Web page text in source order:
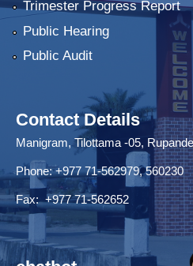
Trimester Progress Report
Public Hearing
Public Audit
Contact Details
Manigram, Tilottama -05,
Phone: +977 71-562979, 560230
Fax: +977 71-562652